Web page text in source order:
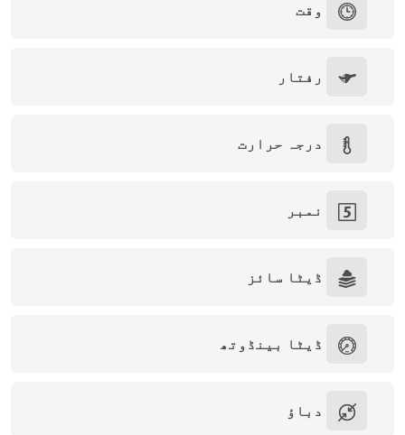
وقت
رفتار
درجہ حرارت
نمبر
ڈیٹا سائز
ڈیٹا بینڈوتھ
دباؤ